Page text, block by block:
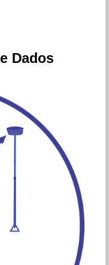
Dados